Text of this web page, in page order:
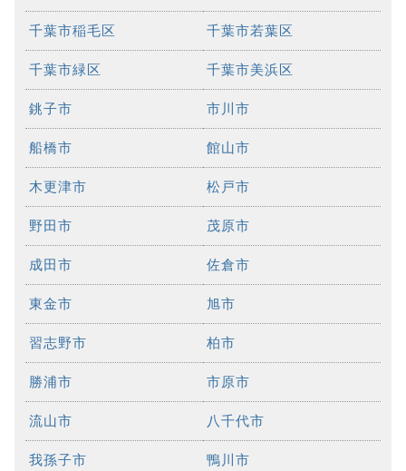
千葉市稲毛区 千葉市若葉区
千葉市緑区 千葉市美浜区
銚子市 市川市
船橋市 館山市
木更津市 松戸市
野田市 茂原市
成田市 佐倉市
東金市 旭市
習志野市 柏市
勝浦市 市原市
流山市 八千代市
我孫子市 鴨川市